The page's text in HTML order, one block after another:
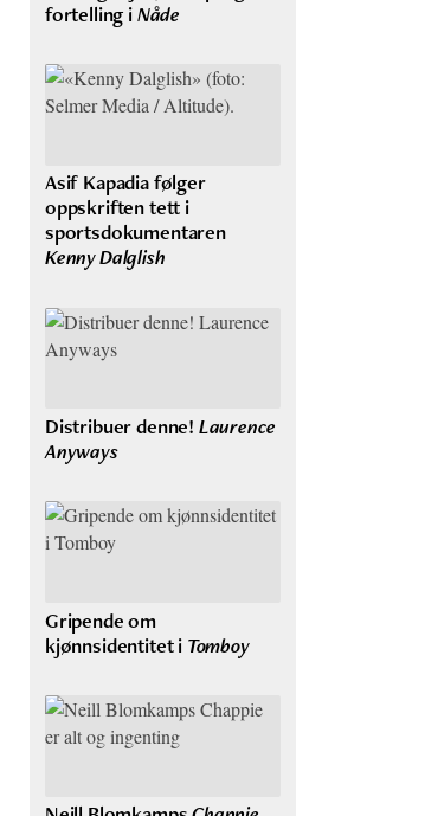
fortelling iNåde
Asif Kapadia følger
oppskriften tett i
sportsdokumentaren
Kenny Dalglish
Distribuer denne! Laurence
Anyways
Gripende om
kjønnsidentitet i Tomboy